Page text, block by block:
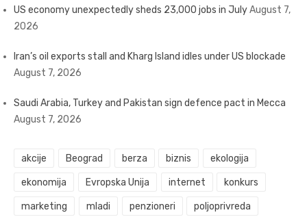
US economy unexpectedly sheds 23,000 jobs in JulyAugust 7,
2026
Iran’s oil exports stall and Kharg Island idles under US blockade
August 7, 2026
Saudi Arabia, Turkey and Pakistan sign defence pact in Mecca
August 7, 2026
akcije Beograd berza biznis ekologija
ekonomija Evropska Unija internet konkurs
marketing mladi penzioneri poljoprivreda